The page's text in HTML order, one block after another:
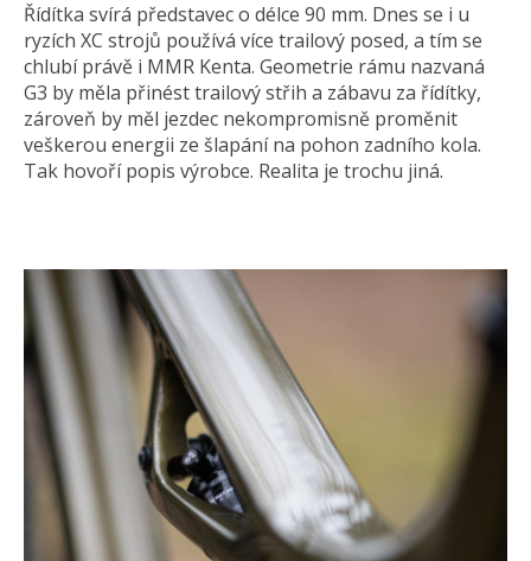
Řídítka svírá představec o délce 90 mm. Dnes se i u
ryzích XC strojů používá více trailový posed, a tím se
chlubí právě i MMR Kenta. Geometrie rámu nazvaná
G3 by měla přinést trailový střih a zábavu za řídítky,
zároveň by měl jezdec nekompromisně proměnit
veškerou energii ze šlapání na pohon zadního kola.
Tak hovoří popis výrobce. Realita je trochu jiná.